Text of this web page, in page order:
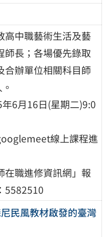
高中職藝術生活及藝
師長；各場優先錄取
合辦單位相關科目師
6月16日(星期二)9:0
線上課程進
在職進修資訊網」報
5582510
民風教材啟發的臺灣